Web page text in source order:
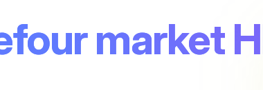
market